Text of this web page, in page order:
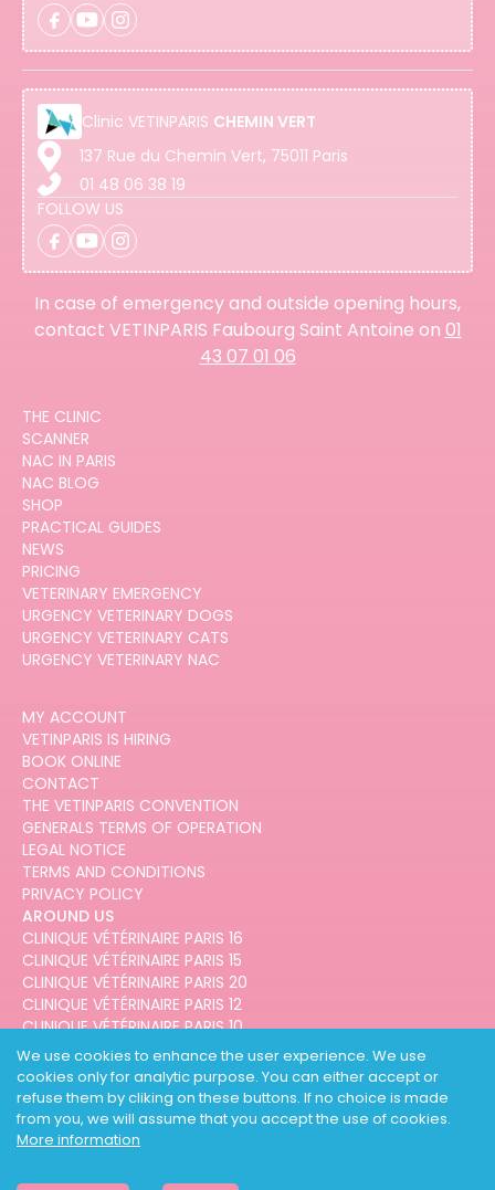
We use cookies to enhance the user experience. We use
cookies only for analytic purpose. You can either accept or
refuse them by cliking on these buttons. If no choice is made
from you, we will assume that you accept the use of cookies.
More information
Clinic VETINPARIS CHEMIN VERT
137 Rue du Chemin Vert, 75011 Paris
01 48 06 38 19
FOLLOW US
In case of emergency and outside opening hours,
contact VETINPARIS Faubourg Saint Antoine on 01
43 07 01 06
THE CLINIC
SCANNER
NAC IN PARIS
NAC BLOG
SHOP
PRACTICAL GUIDES
NEWS
PRICING
VETERINARY EMERGENCY
URGENCY VETERINARY DOGS
URGENCY VETERINARY CATS
URGENCY VETERINARY NAC
MY ACCOUNT
VETINPARIS IS HIRING
BOOK ONLINE
CONTACT
THE VETINPARIS CONVENTION
GENERALS TERMS OF OPERATION
LEGAL NOTICE
TERMS AND CONDITIONS
PRIVACY POLICY
AROUND US
CLINIQUE VÉTÉRINAIRE PARIS 16
CLINIQUE VÉTÉRINAIRE PARIS 15
CLINIQUE VÉTÉRINAIRE PARIS 20
CLINIQUE VÉTÉRINAIRE PARIS 12
CLINIQUE VÉTÉRINAIRE PARIS 10
CLINIQUE VÉTÉRINAIRE PARIS 3